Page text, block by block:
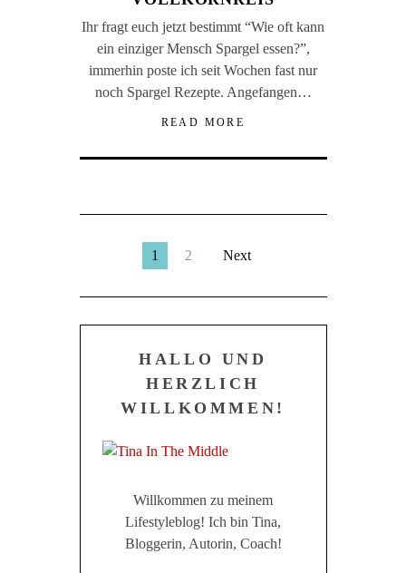
Ihr fragt euch jetzt bestimmt “Wie oft kann
ein einziger Mensch Spargel essen?”,
immerhin poste ich seit Wochen fast nur
noch Spargel Rezepte. Angefangen…
READ MORE
1 2 Next
HALLO UND
HERZLICH
WILLKOMMEN!
Willkommen zu meinem
Lifestyleblog! Ich bin Tina,
Bloggerin, Autorin, Coach!